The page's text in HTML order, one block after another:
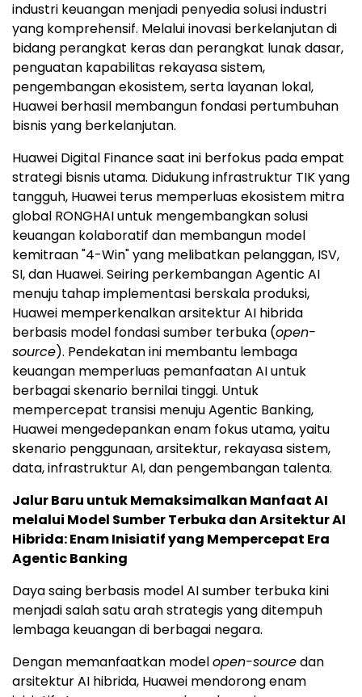
industri keuangan menjadi penyedia solusi industri
yang komprehensif. Melalui inovasi berkelanjutan di
bidang perangkat keras dan perangkat lunak dasar,
penguatan kapabilitas rekayasa sistem,
pengembangan ekosistem, serta layanan lokal,
Huawei berhasil membangun fondasi pertumbuhan
bisnis yang berkelanjutan.
Huawei Digital Finance saat ini berfokus pada empat
strategi bisnis utama. Didukung infrastruktur TIK yang
tangguh, Huawei terus memperluas ekosistem mitra
global RONGHAI untuk mengembangkan solusi
keuangan kolaboratif dan membangun model
kemitraan "4-Win" yang melibatkan pelanggan, ISV,
SI, dan Huawei. Seiring perkembangan Agentic AI
menuju tahap implementasi berskala produksi,
Huawei memperkenalkan arsitektur AI hibrida
berbasis model fondasi sumber terbuka (open-
source). Pendekatan ini membantu lembaga
keuangan memperluas pemanfaatan AI untuk
berbagai skenario bernilai tinggi. Untuk
mempercepat transisi menuju Agentic Banking,
Huawei mengedepankan enam fokus utama, yaitu
skenario penggunaan, arsitektur, rekayasa sistem,
data, infrastruktur AI, dan pengembangan talenta.
Jalur Baru untuk Memaksimalkan Manfaat AI
melalui Model Sumber Terbuka dan Arsitektur AI
Hibrida: Enam Inisiatif yang Mempercepat Era
Agentic Banking
Daya saing berbasis model AI sumber terbuka kini
menjadi salah satu arah strategis yang ditempuh
lembaga keuangan di berbagai negara.
Dengan memanfaatkan modelopen-sourcedan
arsitektur AI hibrida, Huawei mendorong enam